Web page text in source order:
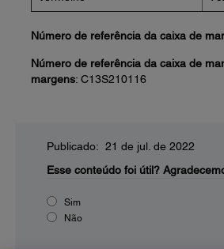
Número de referência da caixa de
Número de referência da caixa de
margens: C13S210116
Publicado: 21 de jul. de 2022
Esse conteúdo foi útil?
Sim
Não